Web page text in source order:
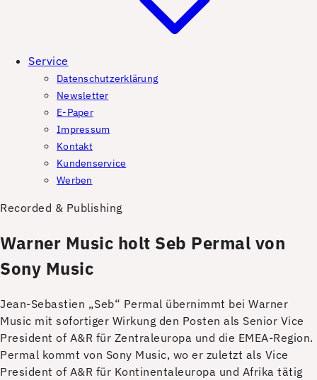
Service
Datenschutzerklärung
Newsletter
E-Paper
Impressum
Kontakt
Kundenservice
Werben
Recorded & Publishing
Warner Music holt Seb Permal von
Sony Music
Jean-Sebastien „Seb“ Permal übernimmt bei Warner
Music mit sofortiger Wirkung den Posten als Senior Vice
President of A&R für Zentraleuropa und die EMEA-Region.
Permal kommt von Sony Music, wo er zuletzt als Vice
President of A&R für Kontinentaleuropa und Afrika tätig